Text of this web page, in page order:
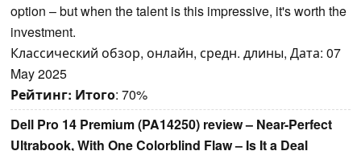
option – but when the talent is this impressive, it's worth the
investment.
Классический обзор, онлайн, средн. длины, Дата: 07
May 2025
Рейтинг: Итого: 70%
Dell Pro 14 Premium (PA14250) review – Near-Perfect
Ultrabook, With One Colorblind Flaw – Is It a Deal